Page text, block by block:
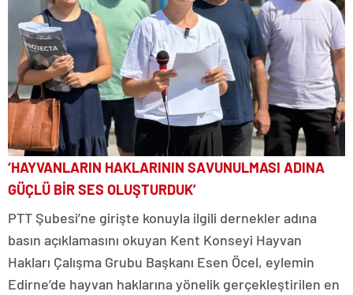
‘HAYVANLARIN HAKLARININ SAVUNULMASI ADINA
GÜÇLÜ BİR SES OLUŞTURDUK’
PTT Şubesi’ne girişte konuyla ilgili dernekler adına
basın açıklamasını okuyan Kent Konseyi Hayvan
Hakları Çalışma Grubu Başkanı Esen Öcel, eylemin
Edirne’de hayvan haklarına yönelik gerçekleştirilen en